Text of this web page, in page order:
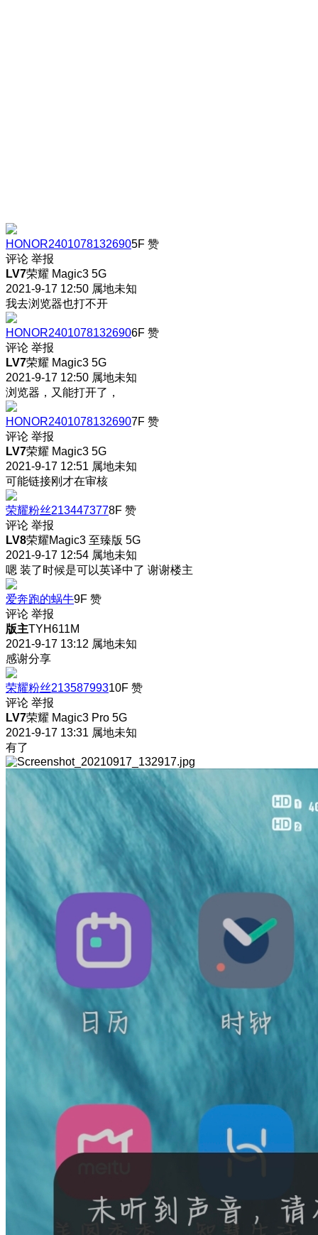
HONOR24010781326905F 赞
评论 举报
LV7荣耀 Magic3 5G
2021-9-17 12:50 属地未知
我去浏览器也打不开
HONOR24010781326906F 赞
评论 举报
LV7荣耀 Magic3 5G
2021-9-17 12:50 属地未知
浏览器，又能打开了，
HONOR24010781326907F 赞
评论 举报
LV7荣耀 Magic3 5G
2021-9-17 12:51 属地未知
可能链接刚才在审核
荣耀粉丝2134473778F 赞
评论 举报
LV8荣耀Magic3 至臻版 5G
2021-9-17 12:54 属地未知
嗯 装了时候是可以英译中了 谢谢楼主
爱奔跑的蜗牛9F 赞
评论 举报
版主TYH611M
2021-9-17 13:12 属地未知
感谢分享
荣耀粉丝21358799310F 赞
评论 举报
LV7荣耀 Magic3 Pro 5G
2021-9-17 13:31 属地未知
有了